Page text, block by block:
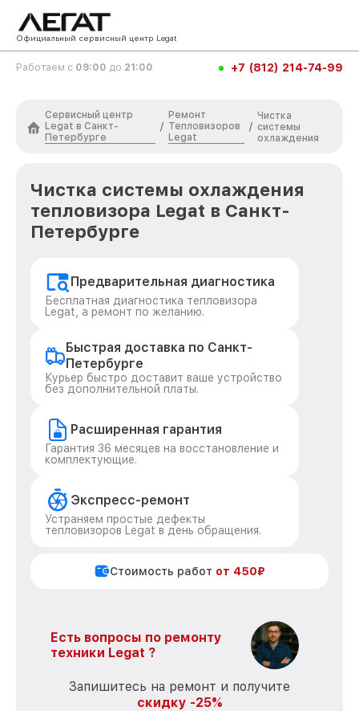
Официальный сервисный центр Legat
Работаем с 09:00 до 21:00 +7 (812) 214-74-99
Сервисный центр
Legat в Санкт-
Петербурге
/
Ремонт
Тепловизоров
Legat
/
Чистка
системы
охлаждения
Чистка системы охлаждения
тепловизора Legat в Санкт-
Петербурге
Предварительная диагностика
Бесплатная диагностика тепловизора
Legat, а ремонт по желанию.
Быстрая доставка по Санкт-
Петербурге
Курьер быстро доставит ваше устройство
без дополнительной платы.
Расширенная гарантия
Гарантия 36 месяцев на восстановление и
комплектующие.
Экспресс-ремонт
Устраняем простые дефекты
тепловизоров Legat в день обращения.
Стоимость работ от 450₽
Есть вопросы по ремонту
техники Legat ?
Запишитесь на ремонт и получите
скидку -25%